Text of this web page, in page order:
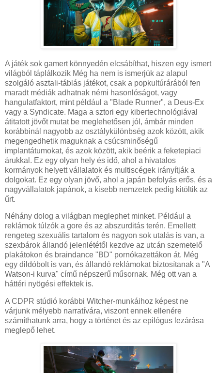
A játék sok gamert könnyedén elcsábíthat, hiszen egy ismert
világból táplálkozik Még ha nem is ismerjük az alapul
szolgáló asztali-táblás játékot, csak a popkultúrárából fen
maradt médiák adhatnak némi hasonlóságot, vagy
hangulatfaktort, mint például a "Blade Runner", a Deus-Ex
vagy a Syndicate. Maga a sztori egy kibertechnológiával
átitatott jövőt mutat be meglehetősen jól, ámbár minden
korábbinál nagyobb az osztálykülönbség azok között, akik
megengedhetik maguknak a csúcsminőségű
implantátumokat, és azok között, akik beérik a feketepiaci
árukkal. Ez egy olyan hely és idő, ahol a hivatalos
kormányok helyett vállalatok és multiscégek irányítják a
dolgokat. Ez egy olyan jövő, ahol a japán befolyás erős, és a
nagyvállalatok japánok, a kisebb nemzetek pedig kitöltik az
űrt.
Néhány dolog a világban meglephet minket. Például a
reklámok túlzók a gore és az abszurditás terén. Emellett
rengeteg szexuális tartalom és nagyon sok utalás is van, a
szexbárok állandó jelenlététől kezdve az utcán szemetelő
plakátokon és braindance "BD" pornókazettákon át. Még
egy dildóbolt is van, és állandó reklámokat biztosítanak a "A
Watson-i kurva" című népszerű műsornak. Még ott van a
háttéri nyögési effektek is.
A CDPR stúdió korábbi Witcher-munkáihoz képest ne
várjunk mélyebb narratívára, viszont ennek ellenére
számíthatunk arra, hogy a történet és az epilógus lezárása
meglepő lehet.